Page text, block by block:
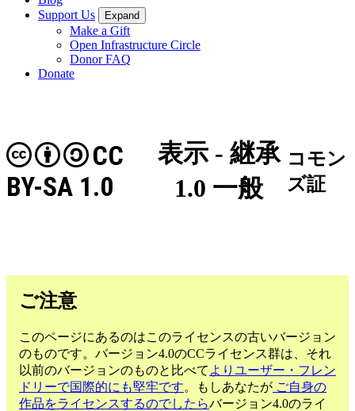
Support Us
Expand
Make a Gift
Open Infrastructure Circle
Donor FAQ
Donate
表示 - 継承
1.0 一般
CC
BY-SA 1.0
コモン
ズ証
ご注意
このページにあるのはこのライセンスの古いバージョン
のものです。バージョン4.0のCCライセンス群は、それ
以前のバージョンのものと比べて よりユーザー・フレン
ドリーで国際的にも堅牢です。もしあなたが ご自身の
作品をライセンスするのでしたらバージョン4.0のライ